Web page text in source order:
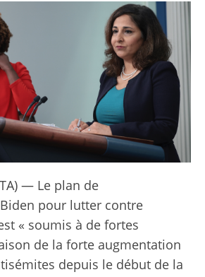
— Le plan de
pour lutter contre
« soumis à de fortes
de la forte augmentation
depuis le début de la